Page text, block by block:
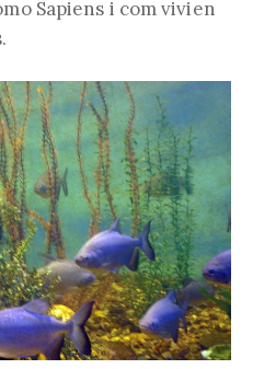
Sapiens i com vivien